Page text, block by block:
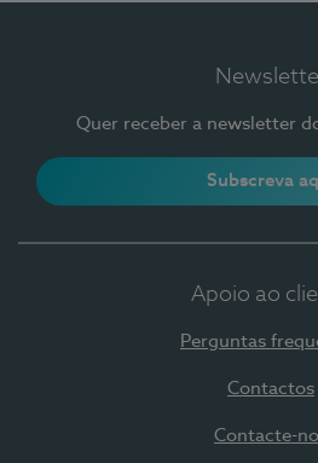
Quer receber a newsletter
Subscreva
Apoio ao
Perguntas
Contactos
Contacte-